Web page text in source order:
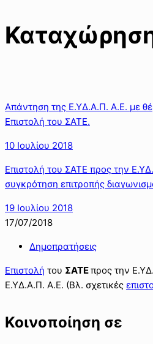
Απάντηση της Ε.ΥΔ.Α.Π. Α.Ε. με
Επιστολή του ΣΑΤΕ.
10 Ιουλίου 2018
Επιστολή του ΣΑΤΕ προς την
συγκρότηση επιτροπής
19 Ιουλίου 2018
17/07/2018
Δημοπρατήσεις
Επιστολή του ΣΑΤΕπρος την
Ε.ΥΔ.Α.Π. Α.Ε. (Βλ. σχετικές
Κοινοποίηση σε